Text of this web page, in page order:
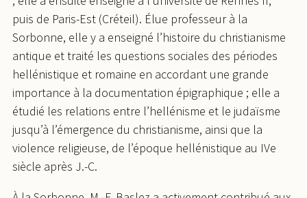
puis de Paris-Est (Créteil). Élue professeur à la
Sorbonne, elle y a enseigné l’histoire du christianisme
antique et traité les questions sociales des périodes
hellénistique et romaine en accordant une grande
importance à la documentation épigraphique ; elle a
étudié les relations entre l’hellénisme et le judaïsme
jusqu’à l’émergence du christianisme, ainsi que la
violence religieuse, de l’époque hellénistique au IVe
siècle après J.-C.